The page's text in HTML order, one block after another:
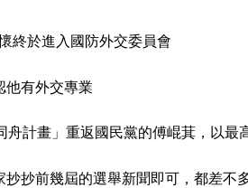
終於進入國防外交委員會
他有外交專業
舟計畫」重返國民黨的傅崐萁，以最
抄前幾屆的選舉新聞即可，都差不